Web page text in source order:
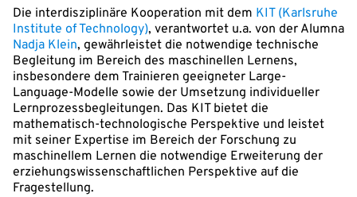
Die interdisziplinäre Kooperation mit dem KIT (Karlsruhe
Institute of Technology), verantwortet u.a. von der Alumna
Nadja Klein, gewährleistet die notwendige technische
Begleitung im Bereich des maschinellen Lernens,
insbesondere dem Trainieren geeigneter Large-
Language-Modelle sowie der Umsetzung individueller
Lernprozessbegleitungen. Das KIT bietet die
mathematisch-technologische Perspektive und leistet
mit seiner Expertise im Bereich der Forschung zu
maschinellem Lernen die notwendige Erweiterung der
erziehungswissenschaftlichen Perspektive auf die
Fragestellung.